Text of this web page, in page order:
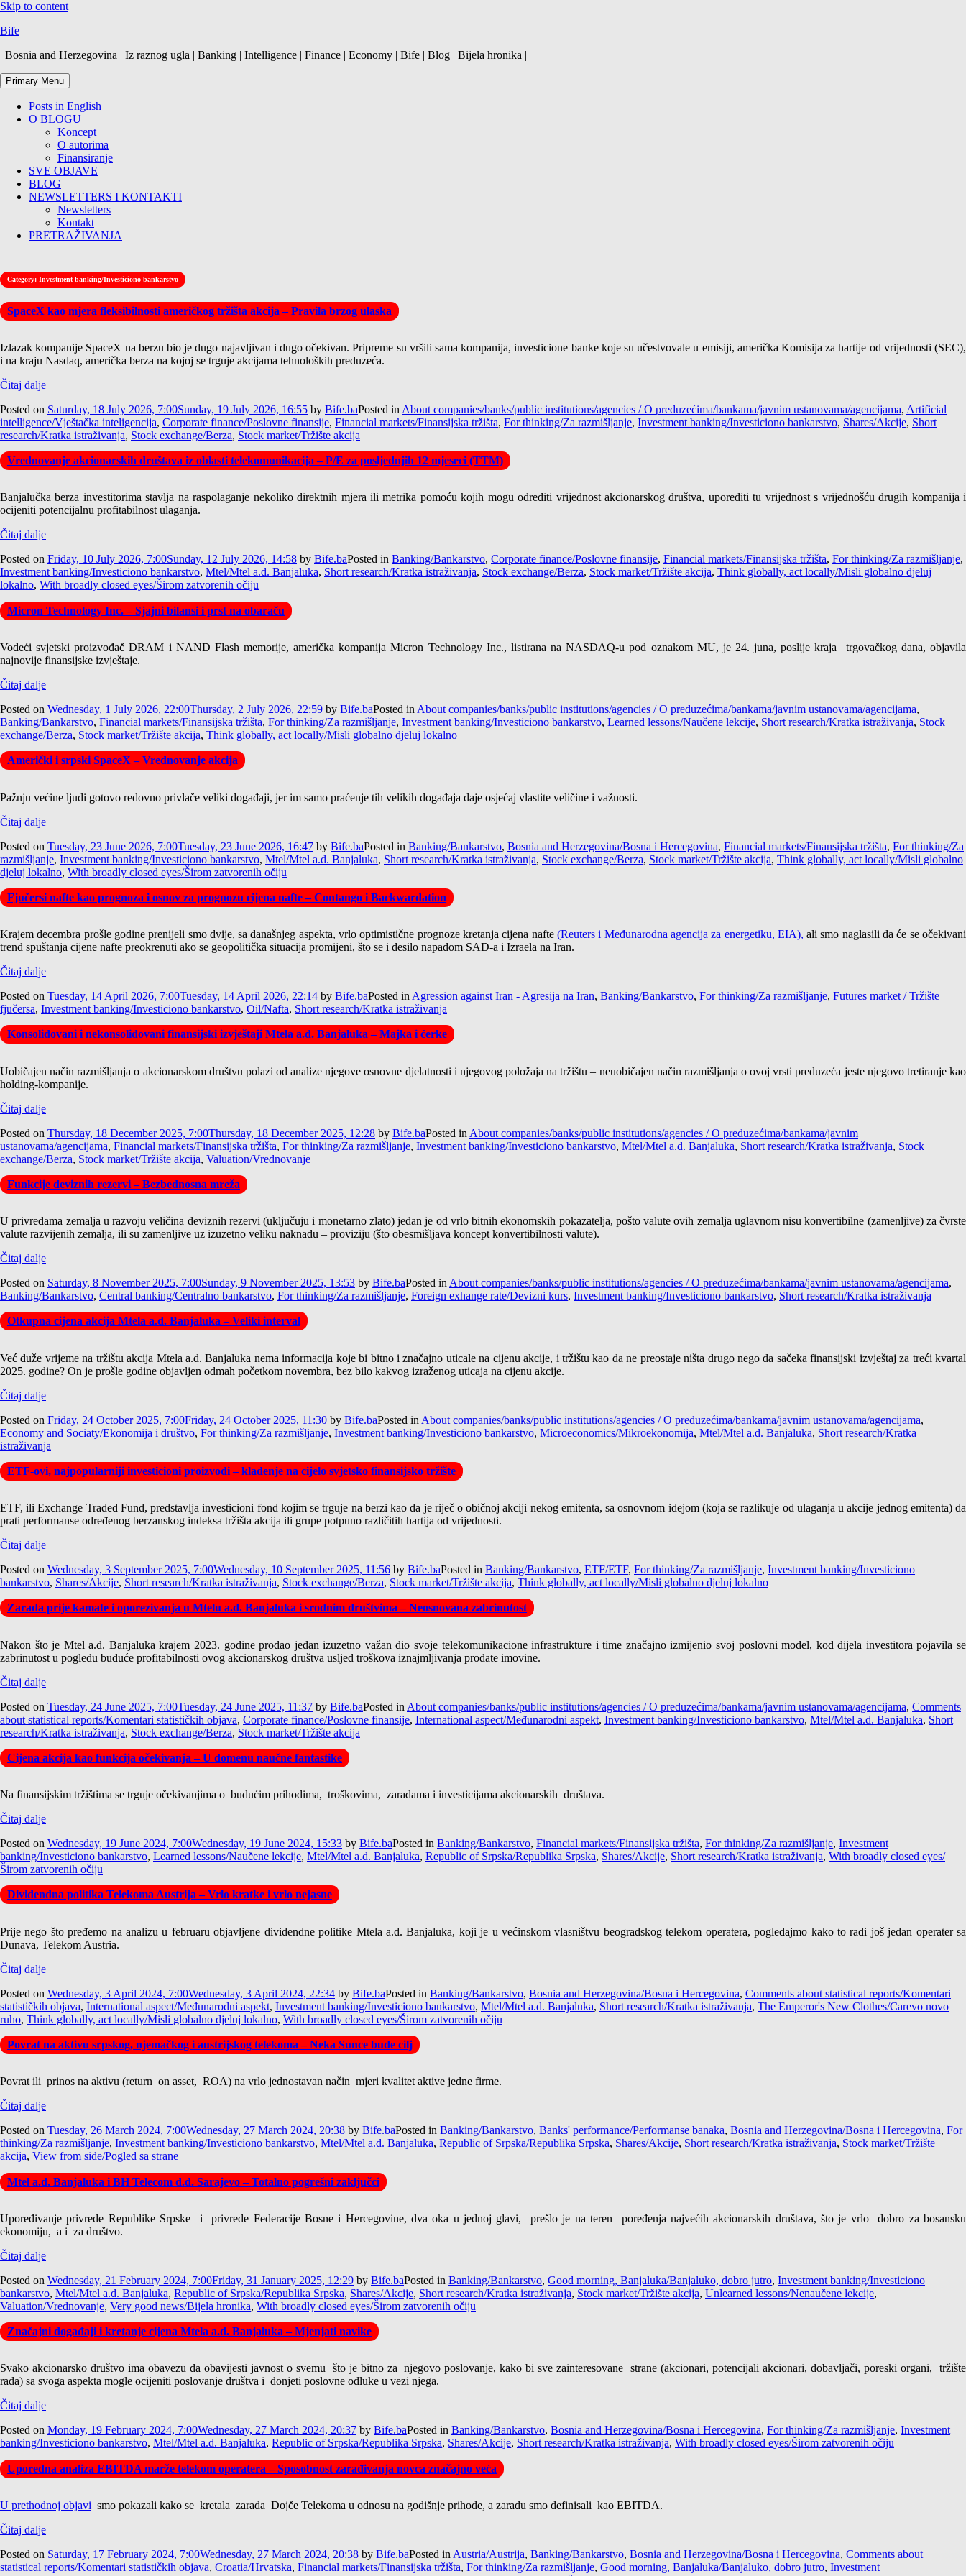
Skip to content
Bife
| Bosnia and Herzegovina | Iz raznog ugla | Banking | Intelligence | Finance | Economy | Bife | Blog | Bijela hronika |
Primary Menu
Posts in English
O BLOGU
Koncept
O autorima
Finansiranje
SVE OBJAVE
BLOG
NEWSLETTERS I KONTAKTI
Newsletters
Kontakt
PRETRAŽIVANJA
Category: Investment banking/Investiciono bankarstvo
SpaceX kao mjera fleksibilnosti američkog tržišta akcija – Pravila brzog ulaska
Izlazak kompanije SpaceX na berzu bio je dugo najavljivan i dugo očekivan. Pripreme su vršili sama kompanija, investicione banke koje su učestvovale u emisiji, američka Komisija za hartije od vrijednosti (SEC),
i na kraju Nasdaq, američka berza na kojoj se trguje akcijama tehnoloških preduzeća.
Čitaj dalje
Posted on Saturday, 18 July 2026, 7:00Sunday, 19 July 2026, 16:55 by Bife.baPosted in About companies/banks/public institutions/agencies / O preduzećima/bankama/javnim ustanovama/agencijama, Artificial
intelligence/Vještačka inteligencija, Corporate finance/Poslovne finansije, Financial markets/Finansijska tržišta, For thinking/Za razmišljanje, Investment banking/Investiciono bankarstvo, Shares/Akcije, Short
research/Kratka istraživanja, Stock exchange/Berza, Stock market/Tržište akcija
Vrednovanje akcionarskih društava iz oblasti telekomunikacija – P/E za posljednjih 12 mjeseci (TTM)
Banjalučka berza investitorima stavlja na raspolaganje nekoliko direktnih mjera ili metrika pomoću kojih mogu odrediti vrijednost akcionarskog društva, uporediti tu vrijednost s vrijednošću drugih kompanija i
ocijeniti potencijalnu profitabilnost ulaganja.
Čitaj dalje
Posted on Friday, 10 July 2026, 7:00Sunday, 12 July 2026, 14:58 by Bife.baPosted in Banking/Bankarstvo, Corporate finance/Poslovne finansije, Financial markets/Finansijska tržišta, For thinking/Za razmišljanje,
Investment banking/Investiciono bankarstvo, Mtel/Mtel a.d. Banjaluka, Short research/Kratka istraživanja, Stock exchange/Berza, Stock market/Tržište akcija, Think globally, act locally/Misli globalno djeluj
lokalno, With broadly closed eyes/Širom zatvorenih očiju
Micron Technology Inc. – Sjajni bilansi i prst na obaraču
Vodeći svjetski proizvođač DRAM i NAND Flash memorije, američka kompanija Micron Technology Inc., listirana na NASDAQ-u pod oznakom MU, je 24. juna, poslije kraja trgovačkog dana, objavila
najnovije finansijske izvještaje.
Čitaj dalje
Posted on Wednesday, 1 July 2026, 22:00Thursday, 2 July 2026, 22:59 by Bife.baPosted in About companies/banks/public institutions/agencies / O preduzećima/bankama/javnim ustanovama/agencijama,
Banking/Bankarstvo, Financial markets/Finansijska tržišta, For thinking/Za razmišljanje, Investment banking/Investiciono bankarstvo, Learned lessons/Naučene lekcije, Short research/Kratka istraživanja, Stock
exchange/Berza, Stock market/Tržište akcija, Think globally, act locally/Misli globalno djeluj lokalno
Američki i srpski SpaceX – Vrednovanje akcija
Pažnju većine ljudi gotovo redovno privlače veliki događaji, jer im samo praćenje tih velikih događaja daje osjećaj vlastite veličine i važnosti.
Čitaj dalje
Posted on Tuesday, 23 June 2026, 7:00Tuesday, 23 June 2026, 16:47 by Bife.baPosted in Banking/Bankarstvo, Bosnia and Herzegovina/Bosna i Hercegovina, Financial markets/Finansijska tržišta, For thinking/Za
razmišljanje, Investment banking/Investiciono bankarstvo, Mtel/Mtel a.d. Banjaluka, Short research/Kratka istraživanja, Stock exchange/Berza, Stock market/Tržište akcija, Think globally, act locally/Misli globalno
djeluj lokalno, With broadly closed eyes/Širom zatvorenih očiju
Fjučersi nafte kao prognoza i osnov za prognozu cijena nafte – Contango i Backwardation
Krajem decembra prošle godine prenijeli smo dvije, sa današnjeg aspekta, vrlo optimistične prognoze kretanja cijena nafte (Reuters i Međunarodna agencija za energetiku, EIA), ali smo naglasili da će se očekivani
trend spuštanja cijene nafte preokrenuti ako se geopolitička situacija promijeni, što se i desilo napadom SAD-a i Izraela na Iran.
Čitaj dalje
Posted on Tuesday, 14 April 2026, 7:00Tuesday, 14 April 2026, 22:14 by Bife.baPosted in Agression against Iran - Agresija na Iran, Banking/Bankarstvo, For thinking/Za razmišljanje, Futures market / Tržište
fjučersa, Investment banking/Investiciono bankarstvo, Oil/Nafta, Short research/Kratka istraživanja
Konsolidovani i nekonsolidovani finansijski izvještaji Mtela a.d. Banjaluka – Majka i ćerke
Uobičajen način razmišljanja o akcionarskom društvu polazi od analize njegove osnovne djelatnosti i njegovog položaja na tržištu – neuobičajen način razmišljanja o ovoj vrsti preduzeća jeste njegovo tretiranje kao
holding-kompanije.
Čitaj dalje
Posted on Thursday, 18 December 2025, 7:00Thursday, 18 December 2025, 12:28 by Bife.baPosted in About companies/banks/public institutions/agencies / O preduzećima/bankama/javnim
ustanovama/agencijama, Financial markets/Finansijska tržišta, For thinking/Za razmišljanje, Investment banking/Investiciono bankarstvo, Mtel/Mtel a.d. Banjaluka, Short research/Kratka istraživanja, Stock
exchange/Berza, Stock market/Tržište akcija, Valuation/Vrednovanje
Funkcije deviznih rezervi – Bezbednosna mreža
U privredama zemalja u razvoju veličina deviznih rezervi (uključuju i monetarno zlato) jedan je od vrlo bitnih ekonomskih pokazatelja, pošto valute ovih zemalja uglavnom nisu konvertibilne (zamenljive) za čvrste
valute razvijenih zemalja, ili su zamenljive uz izuzetno veliku naknadu – proviziju (što obesmišljava koncept konvertibilnosti valute).
Čitaj dalje
Posted on Saturday, 8 November 2025, 7:00Sunday, 9 November 2025, 13:53 by Bife.baPosted in About companies/banks/public institutions/agencies / O preduzećima/bankama/javnim ustanovama/agencijama,
Banking/Bankarstvo, Central banking/Centralno bankarstvo, For thinking/Za razmišljanje, Foreign exhange rate/Devizni kurs, Investment banking/Investiciono bankarstvo, Short research/Kratka istraživanja
Otkupna cijena akcija Mtela a.d. Banjaluka – Veliki interval
Već duže vrijeme na tržištu akcija Mtela a.d. Banjaluka nema informacija koje bi bitno i značajno uticale na cijenu akcije, i tržištu kao da ne preostaje ništa drugo nego da sačeka finansijski izvještaj za treći kvartal
2025. godine? On je prošle godine objavljen odmah početkom novembra, bez bilo kakvog izraženog uticaja na cijenu akcije.
Čitaj dalje
Posted on Friday, 24 October 2025, 7:00Friday, 24 October 2025, 11:30 by Bife.baPosted in About companies/banks/public institutions/agencies / O preduzećima/bankama/javnim ustanovama/agencijama,
Economy and Sociaty/Ekonomija i društvo, For thinking/Za razmišljanje, Investment banking/Investiciono bankarstvo, Microeconomics/Mikroekonomija, Mtel/Mtel a.d. Banjaluka, Short research/Kratka
istraživanja
ETF-ovi, najpopularniji investicioni proizvodi – klađenje na cijelo svjetsko finansijsko tržište
ETF, ili Exchange Traded Fund, predstavlja investicioni fond kojim se trguje na berzi kao da je riječ o običnoj akciji nekog emitenta, sa osnovnom idejom (koja se razlikuje od ulaganja u akcije jednog emitenta) da
prati performanse određenog berzanskog indeksa tržišta akcija ili grupe potpuno različitih hartija od vrijednosti.
Čitaj dalje
Posted on Wednesday, 3 September 2025, 7:00Wednesday, 10 September 2025, 11:56 by Bife.baPosted in Banking/Bankarstvo, ETF/ETF, For thinking/Za razmišljanje, Investment banking/Investiciono
bankarstvo, Shares/Akcije, Short research/Kratka istraživanja, Stock exchange/Berza, Stock market/Tržište akcija, Think globally, act locally/Misli globalno djeluj lokalno
Zarada prije kamate i oporezivanja u Mtelu a.d. Banjaluka i srodnim društvima – Neosnovana zabrinutost
Nakon što je Mtel a.d. Banjaluka krajem 2023. godine prodao jedan izuzetno važan dio svoje telekomunikacione infrastrukture i time značajno izmijenio svoj poslovni model, kod dijela investitora pojavila se
zabrinutost u pogledu buduće profitabilnosti ovog akcionarskog društva usljed troškova iznajmljivanja prodate imovine.
Čitaj dalje
Posted on Tuesday, 24 June 2025, 7:00Tuesday, 24 June 2025, 11:37 by Bife.baPosted in About companies/banks/public institutions/agencies / O preduzećima/bankama/javnim ustanovama/agencijama, Comments
about statistical reports/Komentari statističkih objava, Corporate finance/Poslovne finansije, International aspect/Međunarodni aspekt, Investment banking/Investiciono bankarstvo, Mtel/Mtel a.d. Banjaluka, Short
research/Kratka istraživanja, Stock exchange/Berza, Stock market/Tržište akcija
Cijena akcija kao funkcija očekivanja – U domenu naučne fantastike
Na finansijskim tržištima se trguje očekivanjima o budućim prihodima, troškovima, zaradama i investicijama akcionarskih društava.
Čitaj dalje
Posted on Wednesday, 19 June 2024, 7:00Wednesday, 19 June 2024, 15:33 by Bife.baPosted in Banking/Bankarstvo, Financial markets/Finansijska tržišta, For thinking/Za razmišljanje, Investment
banking/Investiciono bankarstvo, Learned lessons/Naučene lekcije, Mtel/Mtel a.d. Banjaluka, Republic of Srpska/Republika Srpska, Shares/Akcije, Short research/Kratka istraživanja, With broadly closed eyes/
Širom zatvorenih očiju
Dividendna politika Telekoma Austrija – Vrlo kratke i vrlo nejasne
Prije nego što pređemo na analizu u februaru objavljene dividendne politike Mtela a.d. Banjaluka, koji je u većinskom vlasništvu beogradskog telekom operatera, pogledajmo kako to radi još jedan operater sa
Dunava, Telekom Austria.
Čitaj dalje
Posted on Wednesday, 3 April 2024, 7:00Wednesday, 3 April 2024, 22:34 by Bife.baPosted in Banking/Bankarstvo, Bosnia and Herzegovina/Bosna i Hercegovina, Comments about statistical reports/Komentari
statističkih objava, International aspect/Međunarodni aspekt, Investment banking/Investiciono bankarstvo, Mtel/Mtel a.d. Banjaluka, Short research/Kratka istraživanja, The Emperor's New Clothes/Carevo novo
ruho, Think globally, act locally/Misli globalno djeluj lokalno, With broadly closed eyes/Širom zatvorenih očiju
Povrat na aktivu srpskog, njemačkog i austrijskog telekoma – Neka Sunce bude cilj
Povrat ili prinos na aktivu (return on asset, ROA) na vrlo jednostavan način mjeri kvalitet aktive jedne firme.
Čitaj dalje
Posted on Tuesday, 26 March 2024, 7:00Wednesday, 27 March 2024, 20:38 by Bife.baPosted in Banking/Bankarstvo, Banks' performance/Performanse banaka, Bosnia and Herzegovina/Bosna i Hercegovina, For
thinking/Za razmišljanje, Investment banking/Investiciono bankarstvo, Mtel/Mtel a.d. Banjaluka, Republic of Srpska/Republika Srpska, Shares/Akcije, Short research/Kratka istraživanja, Stock market/Tržište
akcija, View from side/Pogled sa strane
Mtel a.d. Banjaluka i BH Telecom d.d. Sarajevo – Totalno pogrešni zaključci
Upoređivanje privrede Republike Srpske i privrede Federacije Bosne i Hercegovine, dva oka u jednoj glavi, prešlo je na teren poređenja najvećih akcionarskih društava, što je vrlo dobro za bosansku
ekonomiju, a i za društvo.
Čitaj dalje
Posted on Wednesday, 21 February 2024, 7:00Friday, 31 January 2025, 12:29 by Bife.baPosted in Banking/Bankarstvo, Good morning, Banjaluka/Banjaluko, dobro jutro, Investment banking/Investiciono
bankarstvo, Mtel/Mtel a.d. Banjaluka, Republic of Srpska/Republika Srpska, Shares/Akcije, Short research/Kratka istraživanja, Stock market/Tržište akcija, Unlearned lessons/Nenaučene lekcije,
Valuation/Vrednovanje, Very good news/Bijela hronika, With broadly closed eyes/Širom zatvorenih očiju
Značajni događaji i kretanje cijena Mtela a.d. Banjaluka – Mjenjati navike
Svako akcionarsko društvo ima obavezu da obavijesti javnost o svemu što je bitno za njegovo poslovanje, kako bi sve zainteresovane strane (akcionari, potencijali akcionari, dobavljači, poreski organi, tržište
rada) sa svoga aspekta mogle ocijeniti poslovanje društva i donjeti poslovne odluke u vezi njega.
Čitaj dalje
Posted on Monday, 19 February 2024, 7:00Wednesday, 27 March 2024, 20:37 by Bife.baPosted in Banking/Bankarstvo, Bosnia and Herzegovina/Bosna i Hercegovina, For thinking/Za razmišljanje, Investment
banking/Investiciono bankarstvo, Mtel/Mtel a.d. Banjaluka, Republic of Srpska/Republika Srpska, Shares/Akcije, Short research/Kratka istraživanja, With broadly closed eyes/Širom zatvorenih očiju
Uporedna analiza EBITDA marže telekom operatera – Sposobnost zarađivanja novca značajno veća
U prethodnoj objavi smo pokazali kako se kretala zarada Dojče Telekoma u odnosu na godišnje prihode, a zaradu smo definisali kao EBITDA.
Čitaj dalje
Posted on Saturday, 17 February 2024, 7:00Wednesday, 27 March 2024, 20:38 by Bife.baPosted in Austria/Austrija, Banking/Bankarstvo, Bosnia and Herzegovina/Bosna i Hercegovina, Comments about
statistical reports/Komentari statističkih objava, Croatia/Hrvatska, Financial markets/Finansijska tržišta, For thinking/Za razmišljanje, Good morning, Banjaluka/Banjaluko, dobro jutro, Investment